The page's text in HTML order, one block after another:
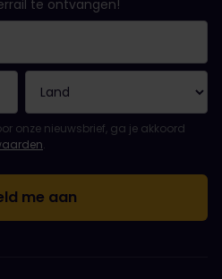
te ontvangen!
veld!
de nieuwsbrief. Probeer het later
op deze nieuwsbrief!
voorwaarden om je in te
onze nieuwsbrief, ga je akkoord
.